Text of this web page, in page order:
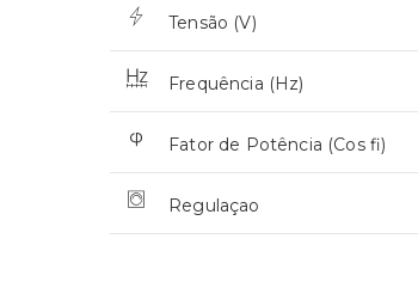
Tensão (V)
Frequência (Hz)
Fator de Potência (Cos fi)
Regulaçao